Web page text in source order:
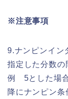
※注意事項
9.ナンピンイン
指定した分数の
例 5とした場
降にナンピン